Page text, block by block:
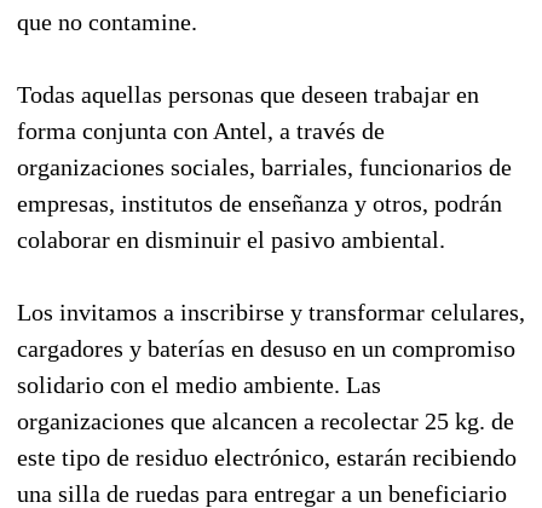
que no contamine.
Todas aquellas personas que deseen trabajar en
forma conjunta con Antel, a través de
organizaciones sociales, barriales, funcionarios de
empresas, institutos de enseñanza y otros, podrán
colaborar en disminuir el pasivo ambiental.
Los invitamos a inscribirse y transformar celulares,
cargadores y baterías en desuso en un compromiso
solidario con el medio ambiente. Las
organizaciones que alcancen a recolectar 25 kg. de
este tipo de residuo electrónico, estarán recibiendo
una silla de ruedas para entregar a un beneficiario